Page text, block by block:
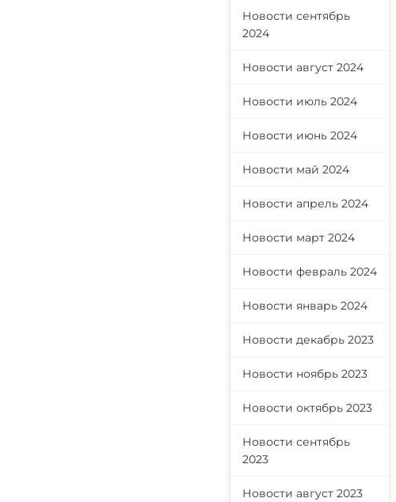
Новости сентябрь
2024
Новости август 2024
Новости июль 2024
Новости июнь 2024
Новости май 2024
Новости апрель 2024
Новости март 2024
Новости февраль 2024
Новости январь 2024
Новости декабрь 2023
Новости ноябрь 2023
Новости октябрь 2023
Новости сентябрь
2023
Новости август 2023